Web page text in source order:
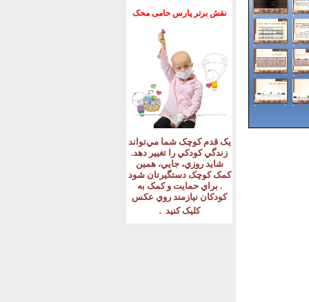
نقش برتر پارس حامی محک
يک قدم کوچک شما مي‌تواند
زندگي کودکي را تغيير دهد.
شايد روزي، جايي، همين
کمک کوچک دستگيرتان شود
. براي حمايت و کمک به
کودکان نيازمند روي عکس
کليک کنيد .